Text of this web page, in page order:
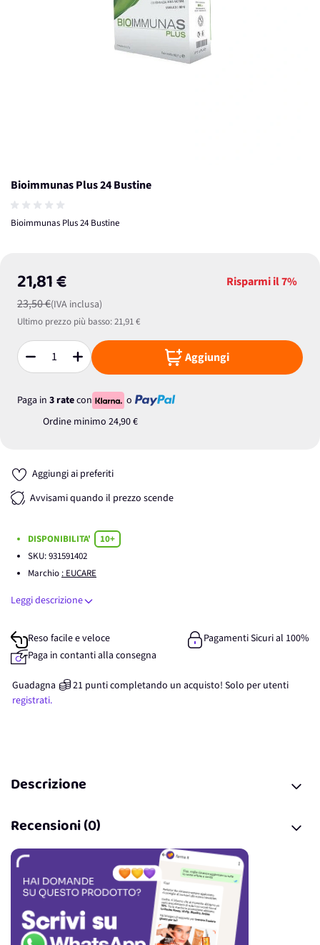
Bioimmunas Plus 24 Bustine
Bioimmunas Plus 24 Bustine
21,81 €
23,50 €(IVA inclusa)
Risparmi il7%
Ultimo prezzo più basso:21,91 €
Quantità Aggiungi
Paga in 3 ratecon
o
Ordine minimo 24,90 €
Aggiungi ai preferiti
Avvisami quando il prezzo scende
DISPONIBILITA'
10+
SKU:931591402
Marchio : EUCARE
Leggi descrizione
Reso facile e veloce
Pagamenti Sicuri al 100%
Paga in contanti alla consegna
Guadagna 21 punticompletando un acquisto! Solo per utenti
registrati.
Descrizione
Recensioni (0)